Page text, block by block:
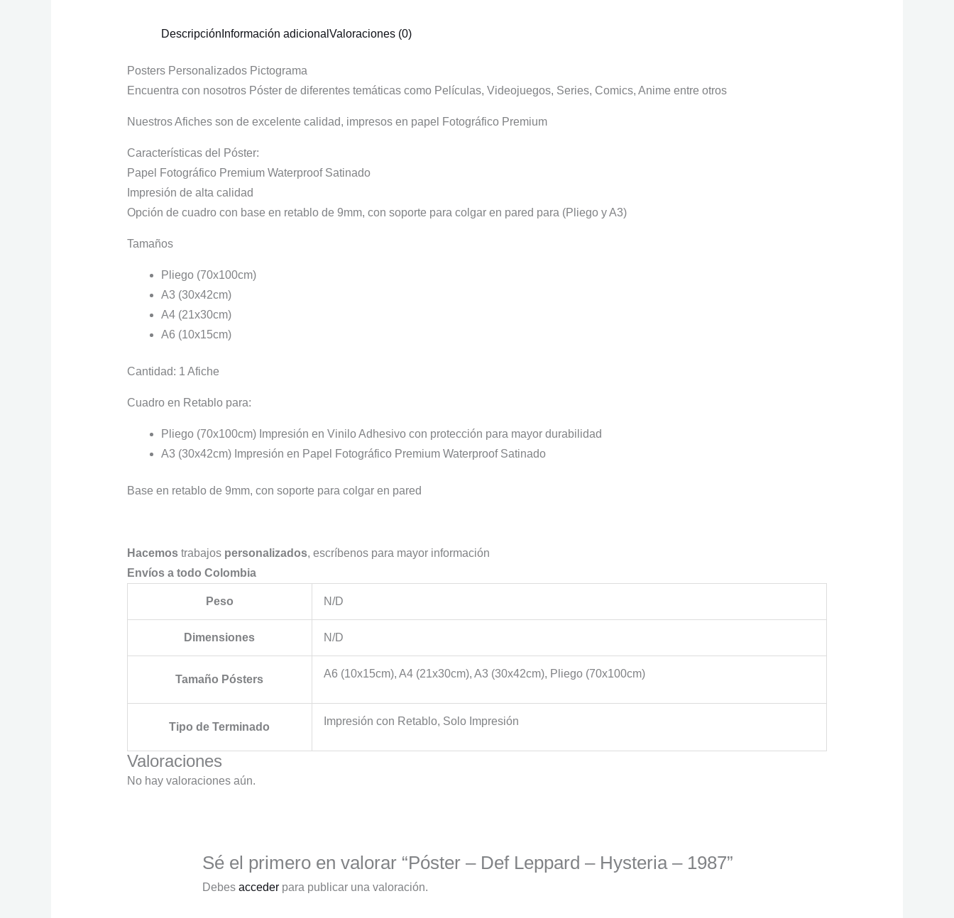
Descripción Información adicional Valoraciones (0)
Posters Personalizados Pictograma
Encuentra con nosotros Póster de diferentes temáticas como Películas, Videojuegos, Series, Comics, Anime entre otros
Nuestros Afiches son de excelente calidad, impresos en papel Fotográfico Premium
Características del Póster:
Papel Fotográfico Premium Waterproof Satinado
Impresión de alta calidad
Opción de cuadro con base en retablo de 9mm, con soporte para colgar en pared para (Pliego y A3)
Tamaños
Pliego (70x100cm)
A3 (30x42cm)
A4 (21x30cm)
A6 (10x15cm)
Cantidad: 1 Afiche
Cuadro en Retablo para:
Pliego (70x100cm) Impresión en Vinilo Adhesivo con protección para mayor durabilidad
A3 (30x42cm) Impresión en Papel Fotográfico Premium Waterproof Satinado
Base en retablo de 9mm, con soporte para colgar en pared
Hacemostrabajos personalizados, escríbenos para mayor información
Envíos a todo Colombia
Peso N/D
Dimensiones N/D
Tamaño Pósters A6 (10x15cm), A4 (21x30cm), A3 (30x42cm), Pliego (70x100cm)
Tipo de Terminado Impresión con Retablo, Solo Impresión
Valoraciones
No hay valoraciones aún.
Sé el primero en valorar “Póster – Def Leppard – Hysteria – 1987”
Debesacceder para publicar una valoración.